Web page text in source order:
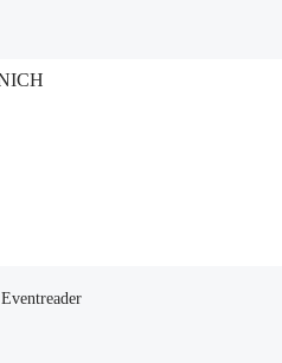
Eventreader